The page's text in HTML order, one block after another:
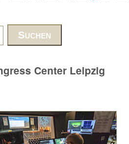
Center Leipzig